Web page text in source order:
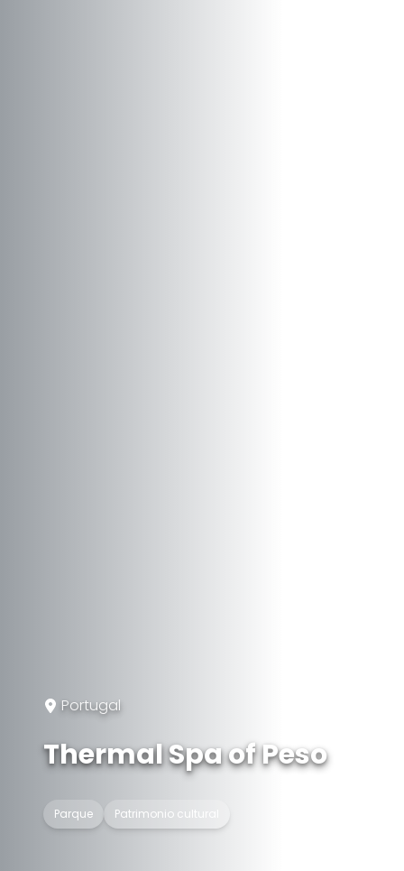
Portugal
Thermal Spa of Peso
Parque Patrimonio cultural